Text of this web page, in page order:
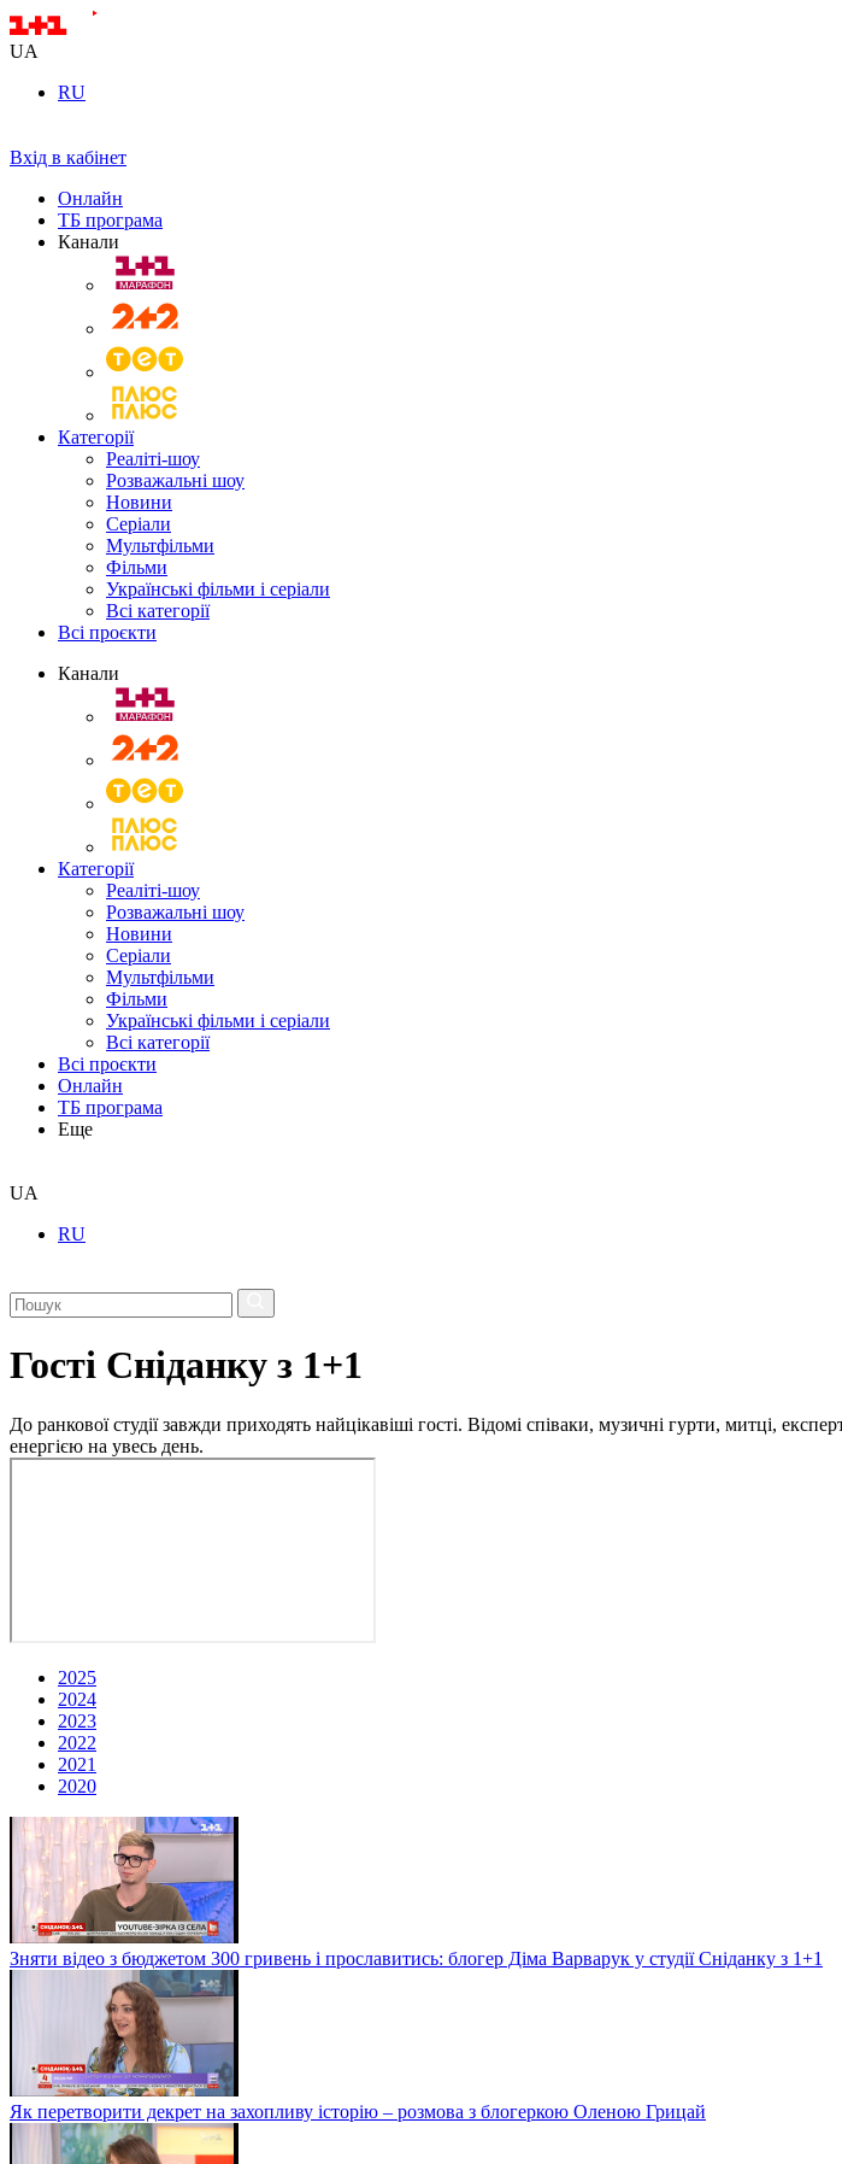
UA
RU
Вхід в кабінет
Онлайн
ТБ програма
Канали
Категорії
Реаліті-шоу
Розважальні шоу
Новини
Серіали
Мультфільми
Фільми
Українські фільми і серіали
Всі категорії
Всі проєкти
Канали
Категорії
Реаліті-шоу
Розважальні шоу
Новини
Серіали
Мультфільми
Фільми
Українські фільми і серіали
Всі категорії
Всі проєкти
Онлайн
ТБ програма
Еще
UA
RU
Гості Сніданку з 1+1
До ранкової студії завжди приходять найцікавіші гості. Відомі співаки, музичні гурти, митці,
енергією на увесь день.
2025
2024
2023
2022
2021
2020
Зняти відео з бюджетом 300 гривень і прославитись: блогер Діма Варварук у студії Сніданку з 1+1
Як перетворити декрет на захопливу історію – розмова з блогеркою Оленою Грицай